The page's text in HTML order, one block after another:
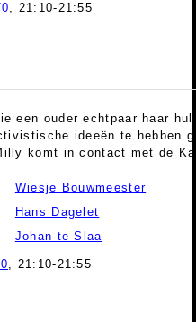
, 21:10-21:55
een ouder echtpaar haar
ideeën te hebben
komt in contact met de
Wiesje Bouwmeester
Hans Dagelet
Johan te Slaa
, 21:10-21:55